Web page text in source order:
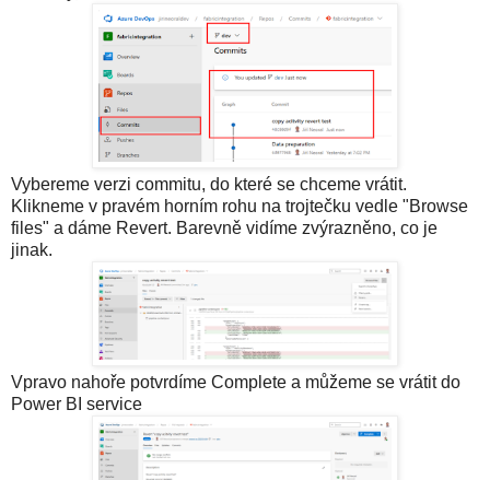
Vybereme verzi commitu, do které se chceme vrátit.
Klikneme v pravém horním rohu na trojtečku vedle "Browse
files" a dáme Revert. Barevně vidíme zvýrazněno, co je
jinak.
Vpravo nahoře potvrdíme Complete a můžeme se vrátit do
Power BI service